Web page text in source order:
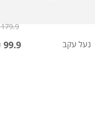
נעל עקב 99.9 ₪
179.9 ₪